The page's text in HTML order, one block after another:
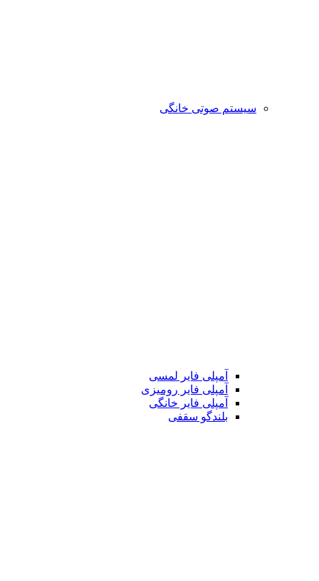
سیستم صوتی خانگی
آمپلی فایر لمسی
آمپلی فایر رومیزی
آمپلی فایر خانگی
بلندگو سقفی